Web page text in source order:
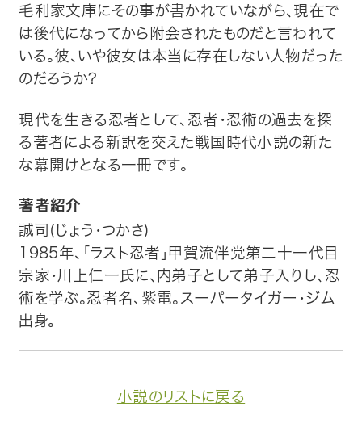
企業情報
毛利家文庫にその事が書かれていながら、現在で
は後代になってから附会されたものだと言われて
いる。彼、いや彼女は本当に存在しない人物だった
のだろうか?
現代を生きる忍者として、忍者・忍術の過去を探
る著者による新訳を交えた戦国時代小説の新た
な幕開けとなる一冊です。
著者紹介
誠司(じょう・つかさ)
1985年、「ラスト忍者」甲賀流伴党第二十一代目
宗家・川上仁一氏に、内弟子として弟子入りし、忍
術を学ぶ。忍者名、紫電。スーパータイガー・ジム
出身。
小説のリストに戻る